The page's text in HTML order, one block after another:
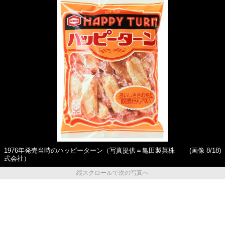
1976年発売当時のハッピーターン（写真提供＝亀田製菓株
式会社）
(画像 8/18)
縦スクロールで次の写真へ